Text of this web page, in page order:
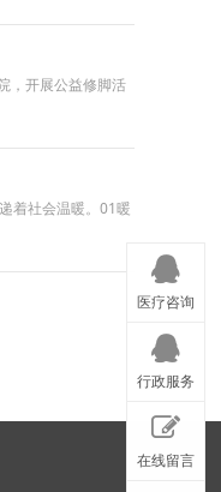
，开展公益修脚活
着社会温暖。01暖
医疗咨询
行政服务
在线留言